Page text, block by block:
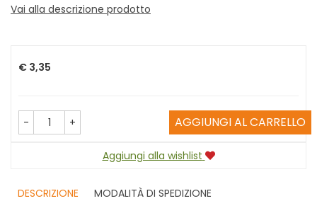
Vai alla descrizione prodotto
Prezzo
€ 3,35
- + AGGIUNGI AL CARRELLO
Aggiungi alla wishlist
DESCRIZIONE
MODALITÀ DI SPEDIZIONE